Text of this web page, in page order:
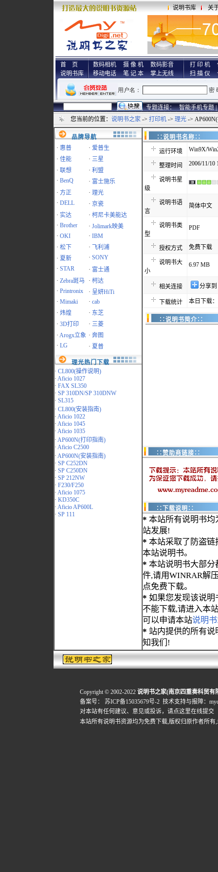
说明书库 关
首 页
说明书库
数码相机 摄 像 机
数码影音
移动电话
笔 记 本 掌上无线
打 印 机
扫 描 仪
专题连接： 智能手机专题 |
您当前的位置： 说明书之家 -> 打印机 -> 理光 ->
品牌导航
· 惠普 · 爱普生
· 佳能 · 三星
· 联想 · 利盟
· BenQ · 富士施乐
· 方正 · 理光
· DELL · 京瓷
· 实达 · 柯尼卡美能达
· Brother · Jolimark映美
· OKI · IBM
· 松下 ·
飞利浦
· 夏新 · SONY
· STAR · 富士通
· Zebra斑马 · 柯达
· Printronix · 呈妍HiTi
· Mimaki · cab
· 炜煌 · 东芝
· 3D打印 · 三菱
· Arogx立象 · 奔图
· LG · 夏普
理光热门下载
· CL800(操作说明)
· Aficio 1027
· FAX SL350
· SP 310DN/SP 310DNW
· SL315
· CL800(安装指南)
· Aficio 1022
· Aficio 1045
· Aficio 1035
· AP600N(打印指南)
· Aficio C2500
· AP600N(安装指南)
· SP C252DN
· SP C250DN
· SP 212NW
· F230/F250
· Aficio 1075
· KD350C
· Aficio AP600L
· SP 111
∷说明书名
运行环境 Win9X/
整理时间 2006/11/10
说明书星
级
说明书语
言
简体中文
说明书类
型
PDF
授权方式 免费下载
说明书大
小
6.97 MB
相关连接 分享
下载统计 本日下载
∷说明书简介∷
∷赞助商链接∷
∷下载说明∷
* 本站所有说明书均
站发展!
* 本站采取了防盗链
本站说明书。
* 本站说明书大部分
件,请用WINRAR解
点免费下载。
* 如果您发现该说明
不能下载,请进入本
可以申请本站说明
* 站内提供的所有
知我们!
Copyright © 2002-2022 说明书之家(南京四重奏科贸有
备案号：
苏ICP备15035679号-2 技术支持与报障：
对本站有任何建议、意见或投诉， 请点这里在线提交
本站所有说明书资源均为免费下载,版权归原作者所